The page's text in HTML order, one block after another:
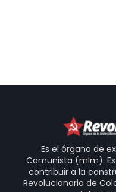
Es el órgano de
Comunista (mlm).
contribuir a la
Revolucionario de